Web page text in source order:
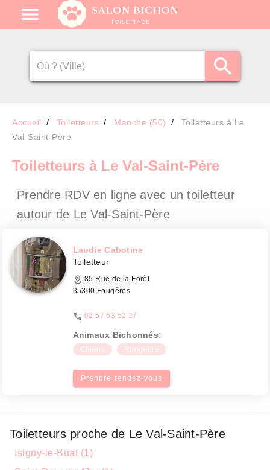
Accueil Toiletteurs Manche (50)
Toiletteurs à Le
Val-Saint-Père
Toiletteurs à Le Val-Saint-Père
Prendre RDV en ligne avec un toiletteur
autour de Le Val-Saint-Père
Laudie Cabotine
Toiletteur
85 Rue de la Forêt
35300 Fougères
02 57 53 52 27
Animaux Bichonnés:
Chiens Rongeurs
Prendre rendez-vous
Toiletteurs proche de Le Val-Saint-Père
Isigny-le-Buat (1)